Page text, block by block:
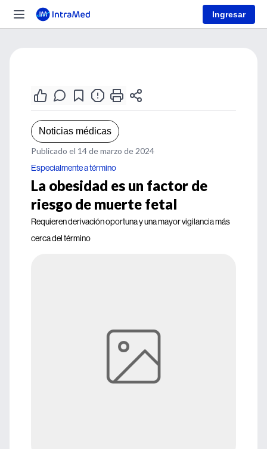
Ingresar
Noticias médicas
Publicado el 14 de marzo de 2024
Especialmente a término
La obesidad es un factor de
riesgo de muerte fetal
Requieren derivación oportuna y una mayor vigilancia más
cerca del término